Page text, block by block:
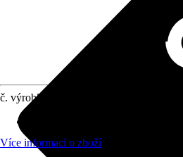
č. výrobku
Více informací o zboží